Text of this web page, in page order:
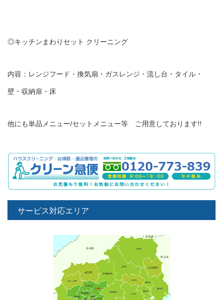
◎キッチンまわりセット クリーニング
内容：レンジフード・換気扇・ガスレンジ・流し台・タイル・
壁・収納扉・床
他にも単品メニュー/セットメニュー等 ご用意しております!!
サービス対応エリア